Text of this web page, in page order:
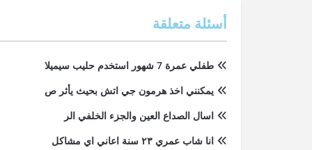
أسئلة متعلقة
طفلي عمرة 7 شهور استخدم حليب سيميلا
يمكنني اخذ هرمون جي اتش بحيث يأثر ص
اسال الصداع العين والجزء الخلفي الر
انا شاب عمري ٢٣ سنة اعاني اي مشاكل